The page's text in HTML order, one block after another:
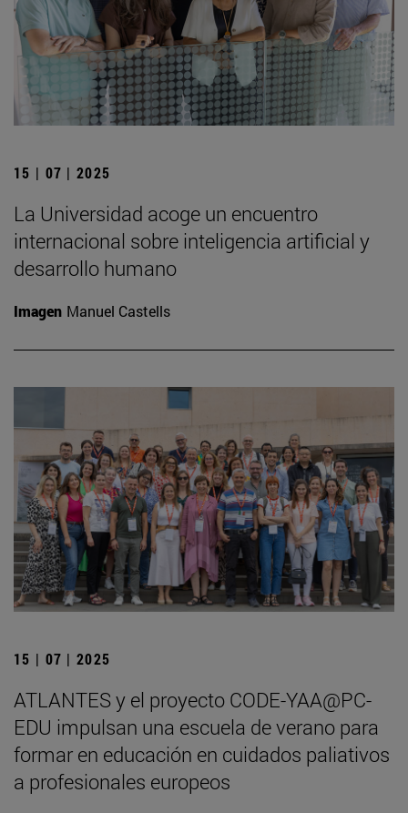
15 | 07 | 2025
La Universidad acoge un encuentro
internacional sobre inteligencia artificial y
desarrollo humano
Imagen Manuel Castells
15 | 07 | 2025
ATLANTES y el proyecto CODE-YAA@PC-
EDU impulsan una escuela de verano para
formar en educación en cuidados paliativos
a profesionales europeos